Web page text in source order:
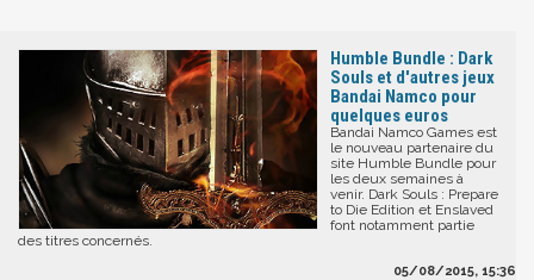
Humble Bundle : Dark
Souls et d'autres jeux
Bandai Namco pour
quelques euros
Bandai Namco Games est
le nouveau partenaire du
site Humble Bundle pour
les deux semaines à
venir. Dark Souls : Prepare
to Die Edition et Enslaved
font notamment partie
des titres concernés.
05/08/2015, 15:36